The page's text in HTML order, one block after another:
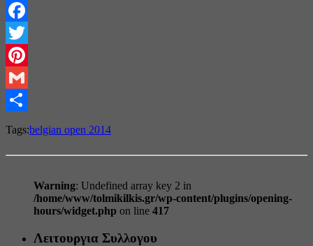
Facebook
Twitter
Pinterest
Gmail
Tags:belgian open 2014
Warning: Undefined array key 2 in
/home/www/tolmikilkis.gr/wp-content/plugins/opening-
hours/widget.php on line 417
Λειτουργια Συλλογου